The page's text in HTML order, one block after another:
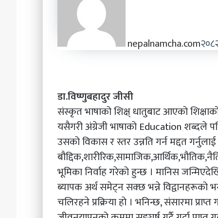
nepalnamcha.com
डा.विष्णुबहादुर जीसी
संस्कृत भाषाको शिक्ष् धातुबाट आएको
यसैगरी अंग्रेजी भाषाको Education शब्दले
उसको विकास र स्तर उन्नति गर्न मद्दत
भूमिका निर्वाह गरेको हुन्छ । मानिस
ब्यापक अर्थ समेट्न सक्छ भन्ने विद्वानहरूको
चलिरहने प्रक्रिया हो । भनिन्छ, संसारमा